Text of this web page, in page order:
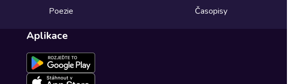
Poezie
Časopisy
Aplikace